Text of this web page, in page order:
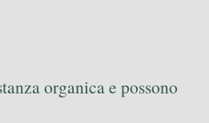
organica e possono